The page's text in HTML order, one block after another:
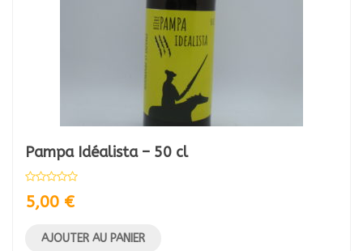
Pampa Idéalista – 50 cl
5,00 €
AJOUTER AU PANIER